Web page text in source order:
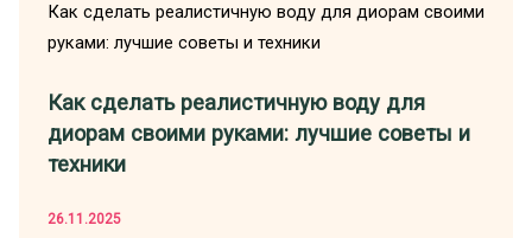
Как сделать реалистичную воду для диорам своими
руками: лучшие советы и техники
Как сделать реалистичную воду для
диорам своими руками: лучшие советы и
техники
26.11.2025